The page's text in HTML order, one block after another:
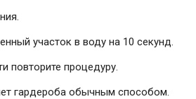
участок в воду на 10 секунд.
повторите процедуру.
гардероба обычным способом.